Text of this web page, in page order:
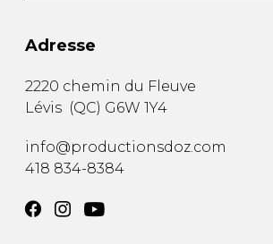
Adresse
2220 chemin du Fleuve
Lévis (QC) G6W 1Y4
info@productionsdoz.com
418 834-8384